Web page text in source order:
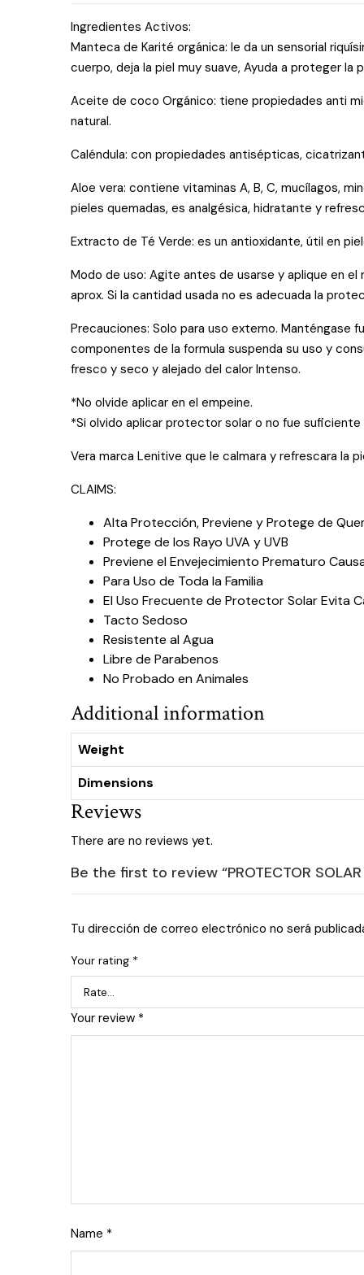
Ingredientes Activos:
Manteca de Karité orgánica: le da un sensorial
cuerpo, deja la piel muy suave, Ayuda a proteger la
Aceite de coco Orgánico: tiene propiedades anti
natural.
Caléndula: con propiedades antisépticas,
Aloe vera: contiene vitaminas A, B, C, mucílagos,
pieles quemadas, es analgésica, hidratante y
Extracto de Té Verde: es un antioxidante, útil en
Modo de uso: Agite antes de usarse y aplique en
aprox. Si la cantidad usada no es adecuada la
Precauciones: Solo para uso externo. Manténgase
componentes de la formula suspenda su uso y
fresco y seco y alejado del calor Intenso.
*No olvide aplicar en el empeine.
*Si olvido aplicar protector solar o no fue
Vera marca Lenitive que le calmara y refrescara la
CLAIMS:
Alta Protección, Previene y Protege de
Protege de los Rayo UVA y UVB
Previene el Envejecimiento Prematuro
Para Uso de Toda la Familia
El Uso Frecuente de Protector Solar Evita
Tacto Sedoso
Resistente al Agua
Libre de Parabenos
No Probado en Animales
Additional information
Weight
Dimensions
Reviews
There are no reviews yet.
Be the first to review “PROTECTOR
Tu dirección de correo electrónico no será
Your rating *
Your review *
Name *